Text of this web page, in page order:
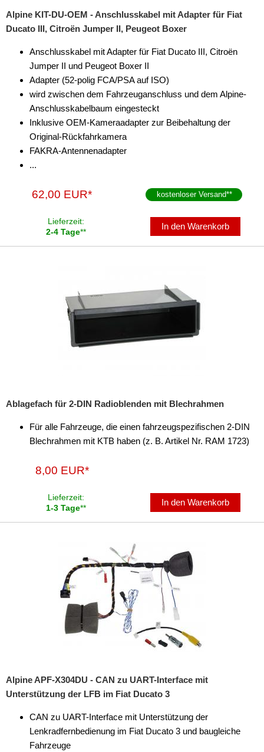
Alpine KIT-DU-OEM - Anschlusskabel mit Adapter für Fiat
Ducato III, Citroën Jumper II, Peugeot Boxer
Anschlusskabel mit Adapter für Fiat Ducato III, Citroën
Jumper II und Peugeot Boxer II
Adapter (52-polig FCA/PSA auf ISO)
wird zwischen dem Fahrzeuganschluss und dem Alpine-
Anschlusskabelbaum eingesteckt
Inklusive OEM-Kameraadapter zur Beibehaltung der
Original-Rückfahrkamera
FAKRA-Antennenadapter
...
62,00 EUR* kostenloser Versand**
Lieferzeit:
2-4 Tage**
In den Warenkorb
Ablagefach für 2-DIN Radioblenden mit Blechrahmen
Für alle Fahrzeuge, die einen fahrzeugspezifischen 2-DIN
Blechrahmen mit KTB haben (z. B. Artikel Nr. RAM 1723)
8,00 EUR*
Lieferzeit:
1-3 Tage**
In den Warenkorb
Alpine APF-X304DU - CAN zu UART-Interface mit
Unterstützung der LFB im Fiat Ducato 3
CAN zu UART-Interface mit Unterstützung der
Lenkradfernbedienung im Fiat Ducato 3 und baugleiche
Fahrzeuge